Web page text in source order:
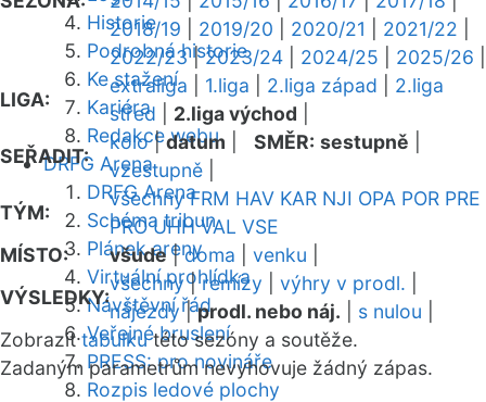
Historie
Podrobná historie
Ke stažení
Kariéra
Redakce webu
DRFG Arena
DRFG Arena
Schéma tribun
Plánek areny
Virtuální prohlídka
Návštěvní řád
Veřejné bruslení
PRESS: pro novináře
Rozpis ledové plochy
2018/19
2019/20 2020/21 2021/22
2022/23|2023/24 2024/25 2025/26
LIGA:
extraliga 1.liga 2.liga západ
2.liga
střed
2.liga východ
SEŘADIT:
kolo|datum SMĚR: sestupně
vzestupně
TÝM:
všechny FRM HAV KAR NJI OPA POR PRE
PRO UHH VAL VSE
MÍSTO:
všude|doma venku
VÝSLEDKY:
všechny|remízy výhry v prodl.
nájezdy|prodl. nebo náj. s nulou
Zobrazittabulkutéto sezóny a soutěže.
Zadaným parametrům nevyhovuje žádný zápas.